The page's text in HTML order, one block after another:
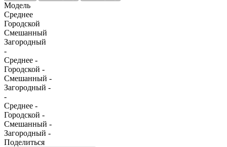
Модель
Среднее
Городской
Смешанный
Загородный
-
Среднее -
Городской -
Смешанный -
Загородный -
-
Среднее -
Городской -
Смешанный -
Загородный -
Поделиться